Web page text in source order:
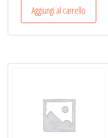
Aggiungi al carrello